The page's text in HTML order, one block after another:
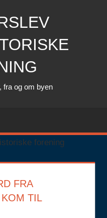
fra og om byen
FRA
TIL